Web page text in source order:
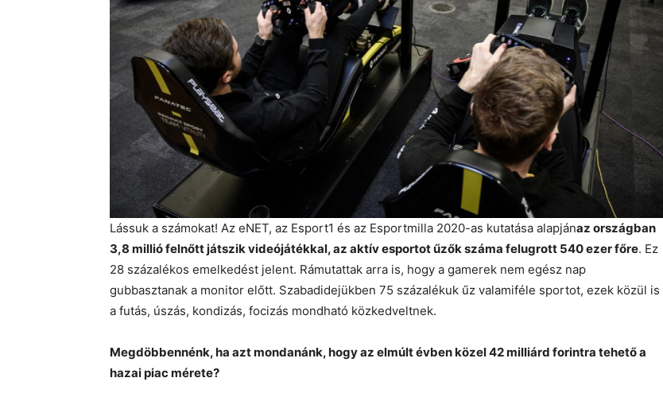
Lássuk a számokat! Az eNET, az Esport1 és az Esportmilla 2020-as kutatása alapjánaz országban
3,8 millió felnőtt játszik videójátékkal, az aktív esportot űzők száma felugrott 540 ezer főre. Ez
28 százalékos emelkedést jelent. Rámutattak arra is, hogy a gamerek nem egész nap
gubbasztanak a monitor előtt. Szabadidejükben 75 százalékuk űz valamiféle sportot, ezek közül is
a futás, úszás, kondizás, focizás mondható közkedveltnek.
Megdöbbennénk, ha azt mondanánk, hogy az elmúlt évben közel 42 milliárd forintra tehető a
hazai piac mérete?